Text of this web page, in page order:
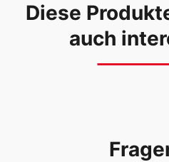
Diese
auch